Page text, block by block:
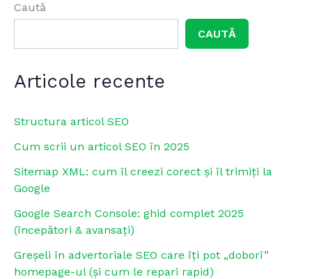
Caută
CAUTĂ
Articole recente
Structura articol SEO
Cum scrii un articol SEO în 2025
Sitemap XML: cum îl creezi corect și îl trimiți la
Google
Google Search Console: ghid complet 2025
(începători & avansați)
Greșeli în advertoriale SEO care îți pot „doborî”
homepage-ul (și cum le repari rapid)